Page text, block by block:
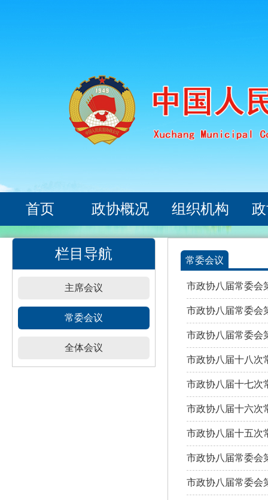
首页 政协概况 组织机构
栏目导航
主席会议
常委会议
全体会议
常委会议
市政协八届常委会
市政协八届常委会
市政协八届常委会
市政协八届十八次
市政协八届十七次
市政协八届十六次
市政协八届十五次
市政协八届常委会
市政协八届常委会